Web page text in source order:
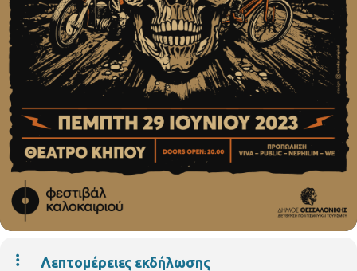
Λεπτομέρειες εκδήλωσης